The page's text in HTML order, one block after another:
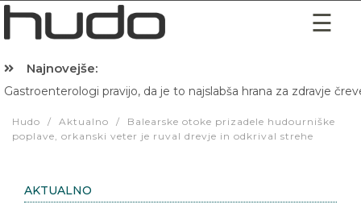
Najnovejše:
Gastroenterologi pravijo, da je to najslabša hrana za zdravje
Hudo / Aktualno /
Balearske otoke prizadele hudourniške
poplave, orkanski veter je ruval drevje in odkrival strehe
AKTUALNO